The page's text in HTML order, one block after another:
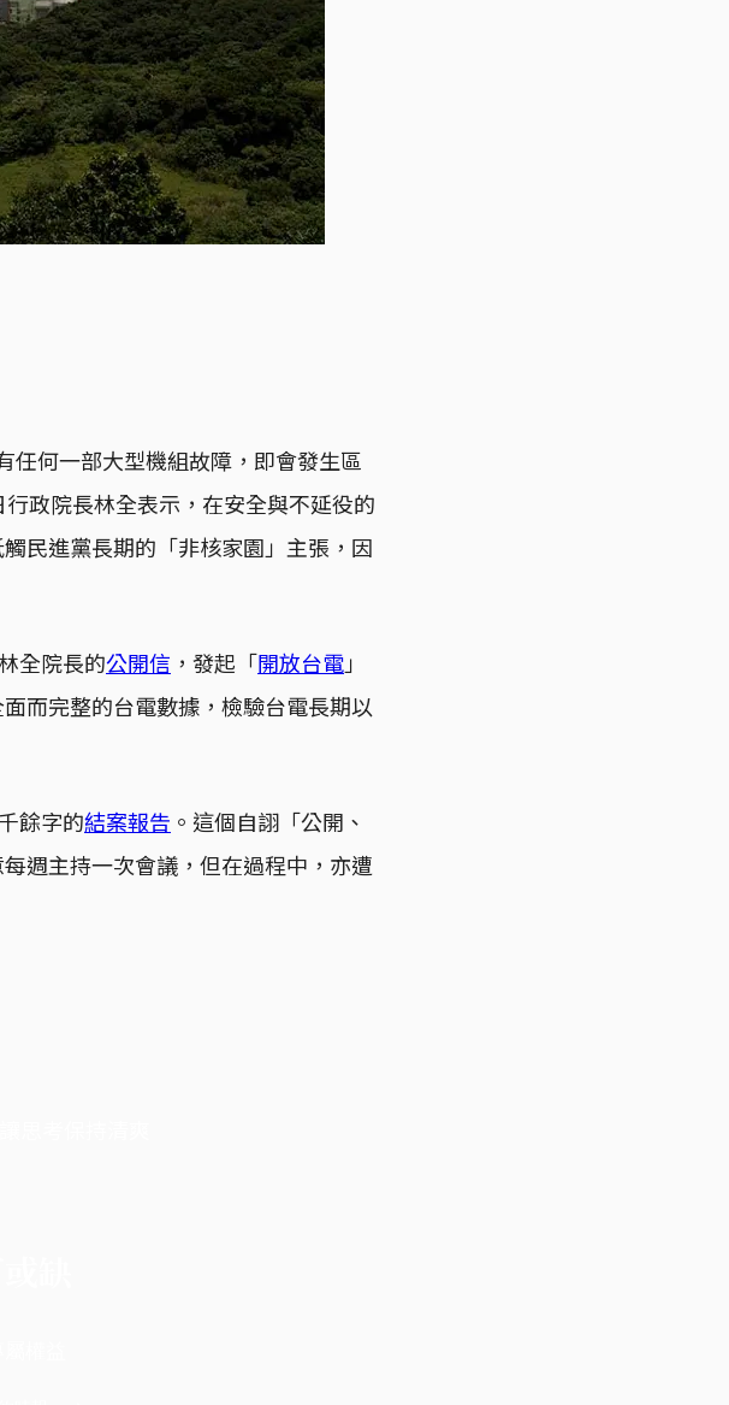
任何一部大型機組故障，即會發生區
政院長林全表示，在安全與不延役的
民進黨長期的「非核家園」主張，因
全院長的公開信 ，發起「開放台電」
而完整的台電數據，檢驗台電長期以
餘字的結案報告 。這個自詡「公開、
週主持一次會議，但在過程中，亦遭